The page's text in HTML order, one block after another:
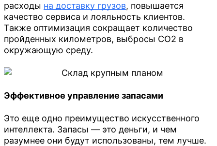
расходы на доставку грузов, повышается
качество сервиса и лояльность клиентов.
Также оптимизация сокращает количество
пройденных километров, выбросы CO2 в
окружающую среду.
Эффективное управление запасами
Это еще одно преимущество искусственного
интеллекта. Запасы — это деньги, и чем
разумнее они будут использованы, тем лучше.
ОТПРАВИТЬ
Нажимая кнопку, я принимаю
персональных данных.
ОТПРАВИТЬ
Нажимая кнопку, я принимаю соглашение о
конфиденциальностии соглашаюсь с обработкой
Барнаул
Владивосток
Иркутск
Кемерово
Красноярск
Лабытнанги
Город получения
Барнаул
Владивосток
Екатеринбург
Иркутск
Кемерово
Размер
20 футов
30 футов
РАССЧИТАТЬ
Нажимая кнопку, я принимаю соглашение о
конфиденциальностии соглашаюсь с обработкой
персональных данных.
конфиденциальностии соглашаюсь с обработкой